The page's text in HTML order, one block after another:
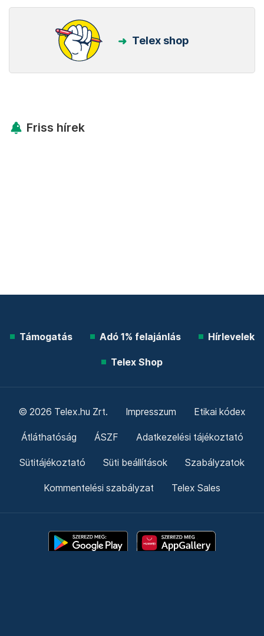
Telex shop
Friss hírek
Támogatás Adó 1% felajánlás Hírlevelek
Telex Shop
© 2026 Telex.hu Zrt. Impresszum Etikai kódex
Átláthatóság ÁSZF Adatkezelési tájékoztató
Sütitájékoztató Süti beállítások Szabályzatok
Kommentelési szabályzat Telex Sales